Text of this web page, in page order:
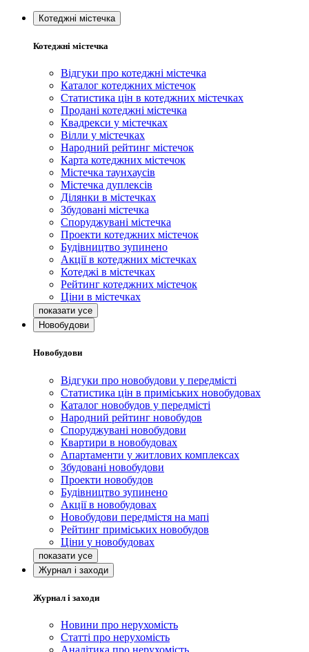
Котеджні містечка
Котеджні містечка
Відгуки про котеджні містечка
Каталог котеджних містечок
Статистика цін в котеджних містечках
Продані котеджні містечка
Квадрекси у містечках
Вілли у містечках
Народний рейтинг містечок
Карта котеджних містечок
Містечка таунхаусів
Містечка дуплексів
Ділянки в містечках
Збудовані містечка
Споруджувані містечка
Проекти котеджних містечок
Будівництво зупинено
Акції в котеджних містечках
Котеджі в містечках
Рейтинг котеджних містечок
Ціни в містечках
Новобудови
Новобудови
Відгуки про новобудови у передмісті
Статистика цін в приміських новобудовах
Каталог новобудов у передмісті
Народний рейтинг новобудов
Споруджувані новобудови
Квартири в новобудовах
Апартаменти у житлових комплексах
Збудовані новобудови
Проекти новобудов
Будівництво зупинено
Акції в новобудовах
Новобудови передмістя на мапі
Рейтинг приміських новобудов
Ціни у новобудовах
Журнал і заходи
Журнал і заходи
Новини про нерухомість
Статті про нерухомість
Аналітика про нерухомість